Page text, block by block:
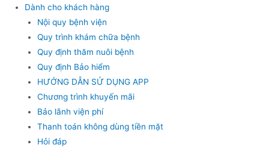
Dành cho khách hàng
Nội quy bệnh viện
Quy trình khám chữa bệnh
Quy định thăm nuôi bệnh
Quy định Bảo hiểm
HƯỚNG DẪN SỬ DỤNG APP
Chương trình khuyến mãi
Bảo lãnh viện phí
Thanh toán không dùng tiền mặt
Hỏi đáp